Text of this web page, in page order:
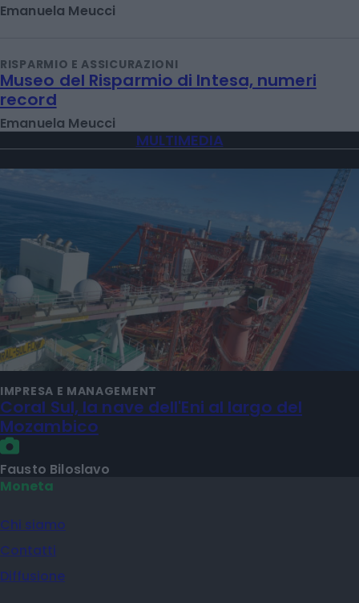
Emanuela Meucci
RISPARMIO E ASSICURAZIONI
Museo del Risparmio di Intesa, numeri
record
Emanuela Meucci
MULTIMEDIA
IMPRESA E MANAGEMENT
Coral Sul, la nave dell'Eni al largo del
Mozambico
Fausto Biloslavo
Moneta
Chi siamo
Contatti
Diffusione